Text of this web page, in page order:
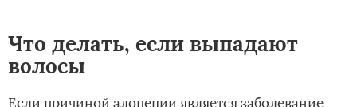
Что делать, если выпадают
волосы
Если причиной алопеции является заболевание